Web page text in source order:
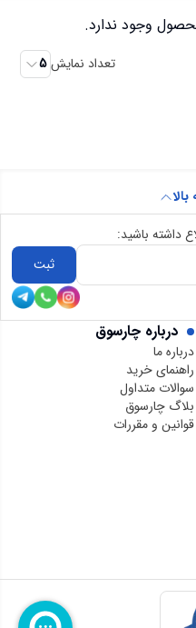
وجود ندارد.
تعداد نمایش 5
درباره چارسوق
درباره ما
راهنمای خرید
سوالات متداول
بلاگ چارسوق
قوانین و مقررات
داشته باشید:
ثبت